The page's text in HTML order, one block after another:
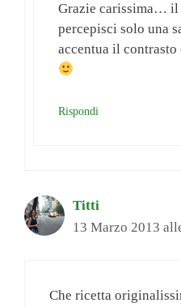
Grazie carissima… il
percepisci solo una
accentua il
Rispondi
Titti
13 Marzo 2013
Che ricetta